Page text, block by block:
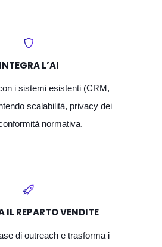
INTEGRA L’AI
i sistemi esistenti (CRM,
scalabilità, privacy dei
normativa.
IL REPARTO VENDITE
di outreach e trasforma i